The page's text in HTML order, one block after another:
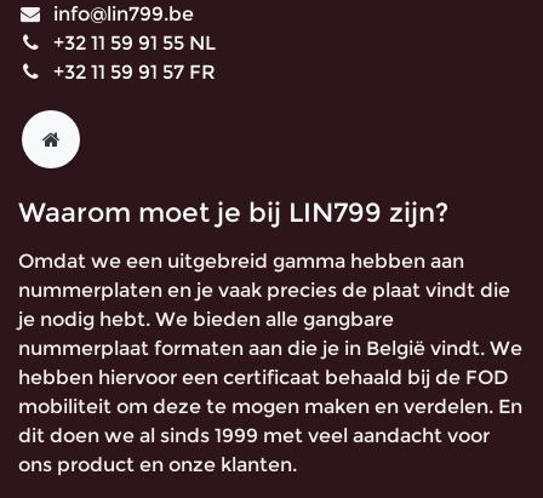
info@lin799.be
+32 11 59 91 55 NL
+32 11 59 91 57 FR
Waarom moet je bij LIN799 zijn?
Omdat we een uitgebreid gamma hebben aan
nummerplaten en je vaak precies de plaat vindt die
je nodig hebt. We bieden alle gangbare
nummerplaat formaten aan die je in België vindt. We
hebben hiervoor een certificaat behaald bij de FOD
mobiliteit om deze te mogen maken en verdelen. En
dit doen we al sinds 1999 met veel aandacht voor
ons product en onze klanten.